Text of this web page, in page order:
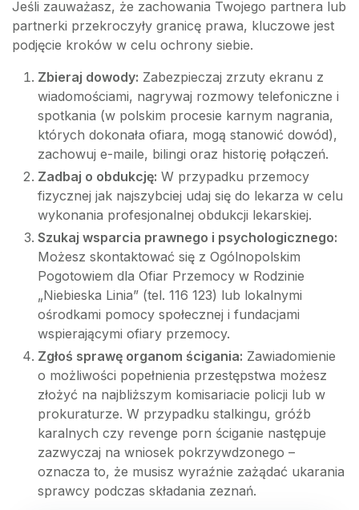
Jeśli zauważasz, że zachowania Twojego partnera lub
partnerki przekroczyły granicę prawa, kluczowe jest
podjęcie kroków w celu ochrony siebie.
Zbieraj dowody: Zabezpieczaj zrzuty ekranu z
wiadomościami, nagrywaj rozmowy telefoniczne i
spotkania (w polskim procesie karnym nagrania,
których dokonała ofiara, mogą stanowić dowód),
zachowuj e-maile, bilingi oraz historię połączeń.
Zadbaj o obdukcję: W przypadku przemocy
fizycznej jak najszybciej udaj się do lekarza w celu
wykonania profesjonalnej obdukcji lekarskiej.
Szukaj wsparcia prawnego i psychologicznego:
Możesz skontaktować się z Ogólnopolskim
Pogotowiem dla Ofiar Przemocy w Rodzinie
„Niebieska Linia” (tel. 116 123) lub lokalnymi
ośrodkami pomocy społecznej i fundacjami
wspierającymi ofiary przemocy.
Zgłoś sprawę organom ścigania: Zawiadomienie
o możliwości popełnienia przestępstwa możesz
złożyć na najbliższym komisariacie policji lub w
prokuraturze. W przypadku stalkingu, gróźb
karalnych czy revenge porn ściganie następuje
zazwyczaj na wniosek pokrzywdzonego –
oznacza to, że musisz wyraźnie zażądać ukarania
sprawcy podczas składania zeznań.